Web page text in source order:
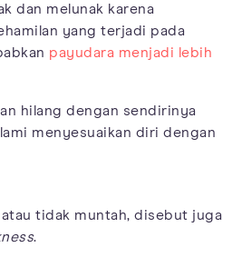
dan melunak karena
yang terjadi pada
payudara menjadi lebih
hilang dengan sendirinya
menyesuaikan diri dengan
tidak muntah, disebut juga
.